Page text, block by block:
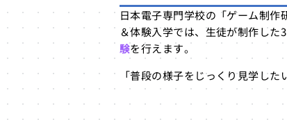
日本電子専門学校の「ゲーム制
＆体験入学では、生徒が制作し
験を行えます。
「普段の様子をじっくり見学し